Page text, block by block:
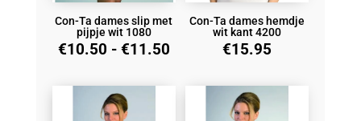
Con-Ta dames slip met
pijpje wit 1080
€10.50 - €11.50Prijsklasse:
€11.50
Con-Ta dames hemdje
wit kant 4200
€15.95